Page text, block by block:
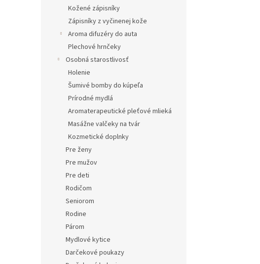
Kožené zápisníky
Zápisníky z vyčinenej kože
Aroma difuzéry do auta
Plechové hrnčeky
Osobná starostlivosť
Holenie
Šumivé bomby do kúpeľa
Prírodné mydlá
Aromaterapeutické pleťové mlieká
Masážne valčeky na tvár
Kozmetické doplnky
Pre ženy
Pre mužov
Pre deti
Rodičom
Seniorom
Rodine
Párom
Mydlové kytice
Darčekové poukazy